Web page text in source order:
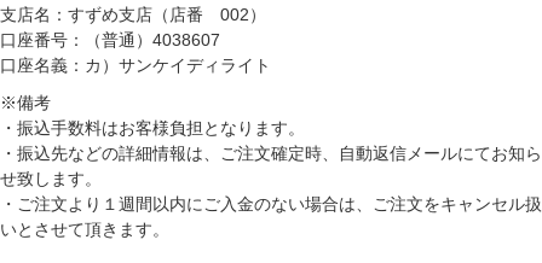
支店名：すずめ支店（店番 002）
口座番号：（普通）4038607
口座名義：カ）サンケイディライト
※備考
・振込手数料はお客様負担となります。
・振込先などの詳細情報は、ご注文確定時、自動返信メールにてお知ら
せ致します。
・ご注文より１週間以内にご入金のない場合は、ご注文をキャンセル扱
いとさせて頂きます。